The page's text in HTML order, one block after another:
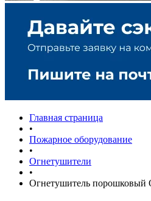
Главная страница
•
Пожарное оборудование
•
Огнетушители
•
Огнетушитель